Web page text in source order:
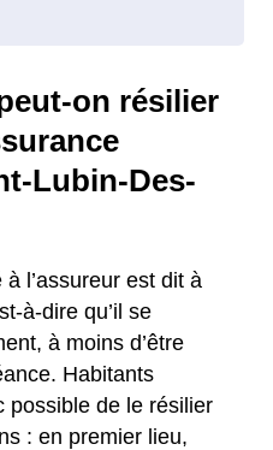
on résilier
Lubin-Des-
l’assureur est dit à
à-dire qu’il se
à moins d’être
Habitants
possible de le résilier
: en premier lieu,